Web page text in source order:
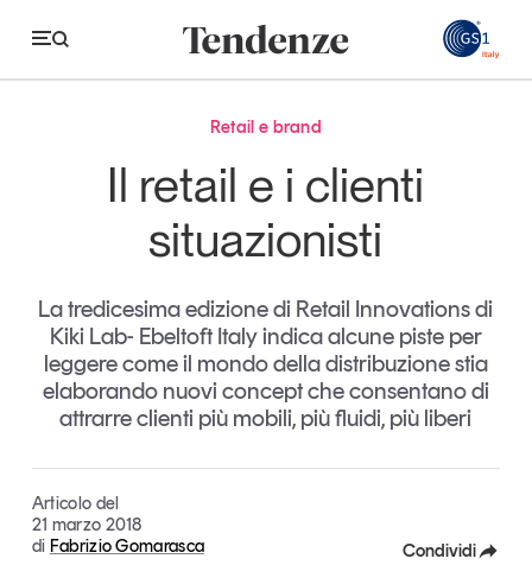
Tendenze
Economia e consumi
Logistica
Retail e brand
Sostenibilità
Magazine
Articoli
Tutti gli studi e le ricerche
Retail e brand
Il retail e i clienti
situazionisti
La tredicesima edizione di Retail Innovations di
Kiki Lab- Ebeltoft Italy indica alcune piste per
leggere come il mondo della distribuzione stia
elaborando nuovi concept che consentano di
attrarre clienti più mobili, più fluidi, più liberi
Articolo del
21 marzo 2018
di Fabrizio Gomarasca
Condividi